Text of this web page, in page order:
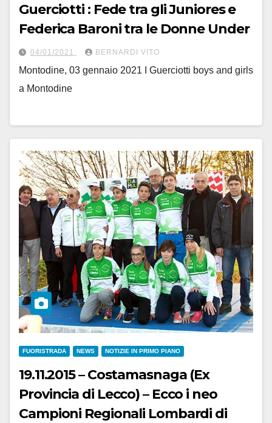
Guerciotti : Fede tra gli Juniores e
Federica Baroni tra le Donne Under
04/01/2021 BERNARDI VITO
Montodine, 03 gennaio 2021 I Guerciotti boys and girls
a Montodine
FUORISTRADA NEWS NOTIZIE IN PRIMO PIANO
19.11.2015 – Costamasnaga (Ex
Provincia di Lecco) – Ecco i neo
Campioni Regionali Lombardi di